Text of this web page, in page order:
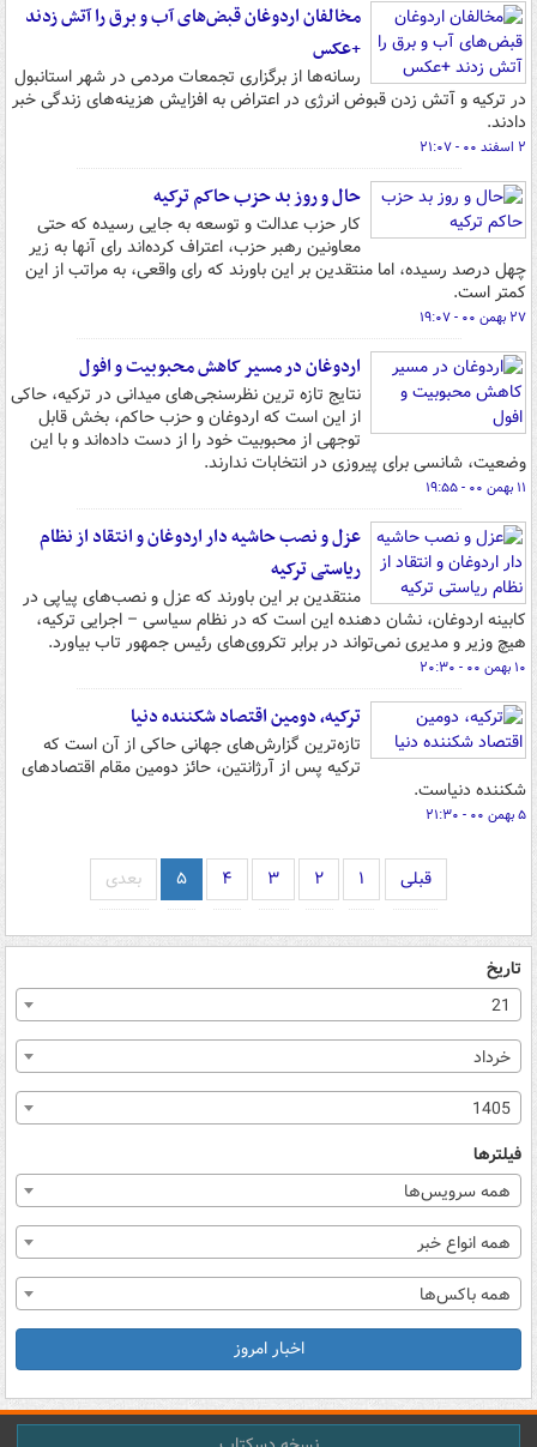
مخالفان اردوغان قبض‌های آب و برق را آتش زدند
+عکس
رسانه‌ها از برگزاری تجمعات مردمی در شهر استانبول
در ترکیه و آتش زدن قبوض انرژی در اعتراض به افزایش هزینه‌های زندگی خبر
دادند.
۲ اسفند ۰۰ - ۲۱:۰۷
حال و روز بد حزب حاکم ترکیه
کار حزب عدالت و توسعه به جایی رسیده که حتی
معاونین رهبر حزب، اعتراف کرده‌اند رای آنها به زیر
چهل درصد رسیده، اما منتقدین بر این باورند که رای واقعی، به مراتب از این
کمتر است.
۲۷ بهمن ۰۰ - ۱۹:۰۷
اردوغان در مسیر کاهش محبوبیت و افول
نتایج تازه ترین نظرسنجی‌های میدانی در ترکیه، حاکی
از این است که اردوغان و حزب حاکم، بخش قابل
توجهی از محبوبیت خود را از دست داده‌اند و با این
وضعیت، شانسی برای پیروزی در انتخابات ندارند.
۱۱ بهمن ۰۰ - ۱۹:۵۵
عزل و نصب حاشیه دار اردوغان و انتقاد از نظام
ریاستی ترکیه
منتقدین بر این باورند که عزل و نصب‌های پیاپی در
کابینه اردوغان، نشان دهنده این است که در نظام سیاسی – اجرایی ترکیه،
هیچ وزیر و مدیری نمی‌تواند در برابر تکروی‌های رئیس جمهور تاب بیاورد.
۱۰ بهمن ۰۰ - ۲۰:۳۰
ترکیه، دومین اقتصاد شکننده دنیا
تازه‌ترین گزارش‌های جهانی حاکی از آن است که
ترکیه پس از آرژانتین، حائز دومین مقام اقتصادهای
شکننده دنیاست.
۵ بهمن ۰۰ - ۲۱:۳۰
قبلی ۱ ۲ ۳ ۴ ۵ بعدی
تاریخ
21
خرداد
1405
فیلترها
همه سرویس‌ها
همه انواع خبر
همه باکس‌ها
اخبار امروز